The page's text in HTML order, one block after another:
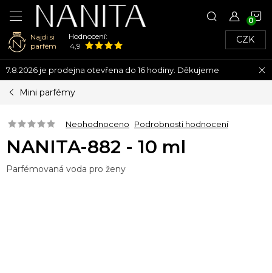
Přejít
na
obsah
Najdi si
parfém
Hodnocení:
4,9
CZK
7.8.2026 je prodejna otevřena do 16 hodiny. Děkujeme
Mini parfémy
Neohodnoceno Podrobnosti hodnocení
NANITA-882 - 10 ml
Parfémovaná voda pro ženy